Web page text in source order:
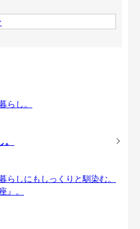
らしにもしっくりと馴染む。
』。